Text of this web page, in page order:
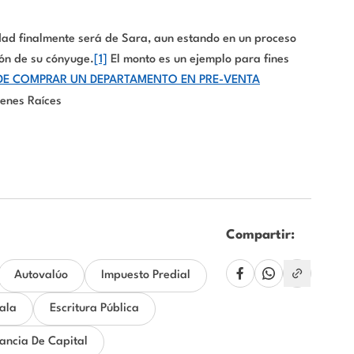
finalmente será de Sara, aun estando en un proceso
de su cónyuge. [1]
El monto es un ejemplo para fines
COMPRAR UN DEPARTAMENTO EN PRE-VENTA
Raíces
Autovalúo Impuesto Predial
Escritura Pública
De Capital
Compartir: